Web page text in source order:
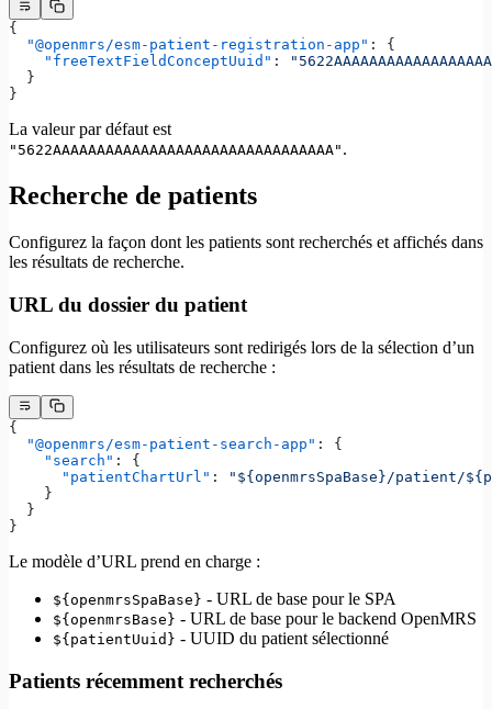
{
  "@openmrs/esm-patient-registration-app"
: {
    "freeTextFieldConceptUuid"
:
  }
}
La valeur par défaut est
"5622AAAAAAAAAAAAAAAAAAAAAAAAAAAAAAAA" .
Recherche de patients
Configurez la façon dont les patients sont recherchés et affichés dans
les résultats de recherche.
URL du dossier du patient
Configurez où les utilisateurs sont redirigés lors de la sélection d’un
patient dans les résultats de recherche :
{
  "@openmrs/esm-patient-search-app"
: {
    "search"
: {
      "patientChartUrl"
:
"${openmrsSpaBase}/patient/
    }
  }
}
Le modèle d’URL prend en charge :
${openmrsSpaBase} - URL de base pour le SPA
${openmrsBase} - URL de base pour le backend OpenMRS
${patientUuid} - UUID du patient sélectionné
Patients récemment recherchés